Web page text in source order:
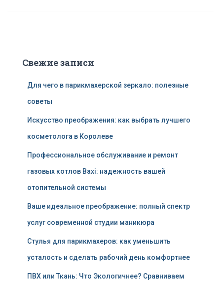
Свежие записи
Для чего в парикмахерской зеркало: полезные
советы
Искусство преображения: как выбрать лучшего
косметолога в Королеве
Профессиональное обслуживание и ремонт
газовых котлов Baxi: надежность вашей
отопительной системы
Ваше идеальное преображение: полный спектр
услуг современной студии маникюра
Стулья для парикмахеров: как уменьшить
усталость и сделать рабочий день комфортнее
ПВХ или Ткань: Что Экологичнее? Сравниваем